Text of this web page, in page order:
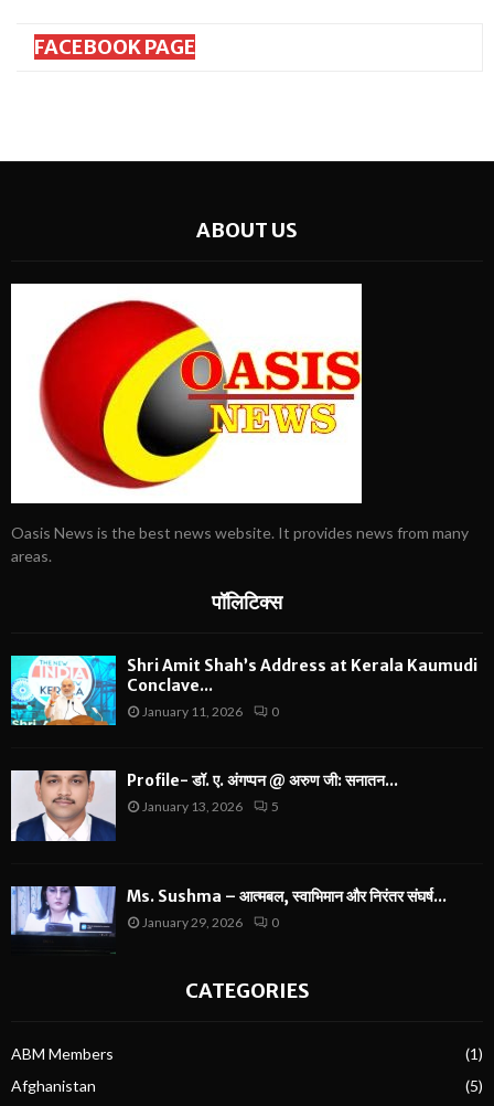
FACEBOOK PAGE
ABOUT US
Oasis News is the best news website. It provides news from many
areas.
पॉलिटिक्स
Shri Amit Shah’s Address at Kerala Kaumudi
Conclave...
January 11, 2026 0
Profile- डॉ. ए. अंगप्पन @ अरुण जी: सनातन...
January 13, 2026 5
Ms. Sushma – आत्मबल, स्वाभिमान और निरंतर संघर्ष...
January 29, 2026 0
CATEGORIES
ABM Members
(1)
Afghanistan
(5)